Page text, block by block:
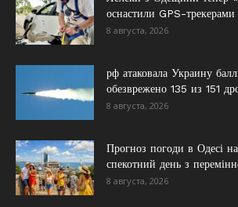
оснастили GPS-трекерами
8 августа, 2026
рф атаковала Украину
обезврежено 135 из 151
8 августа, 2026
Прогноз погоди в Одесі
спекотний день з
8 августа, 2026